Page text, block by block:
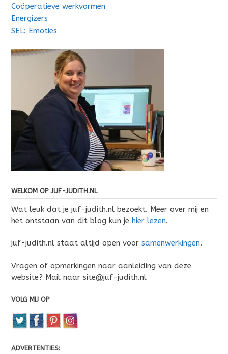
Coöperatieve werkvormen
Energizers
SEL: Emoties
WELKOM OP JUF-JUDITH.NL
Wat leuk dat je juf-judith.nl bezoekt. Meer over mij en
het ontstaan van dit blog kun je hier lezen.
juf-judith.nl staat altijd open voor samenwerkingen.
Vragen of opmerkingen naar aanleiding van deze
website? Mail naar site@juf-judith.nl
VOLG MIJ OP
ADVERTENTIES: